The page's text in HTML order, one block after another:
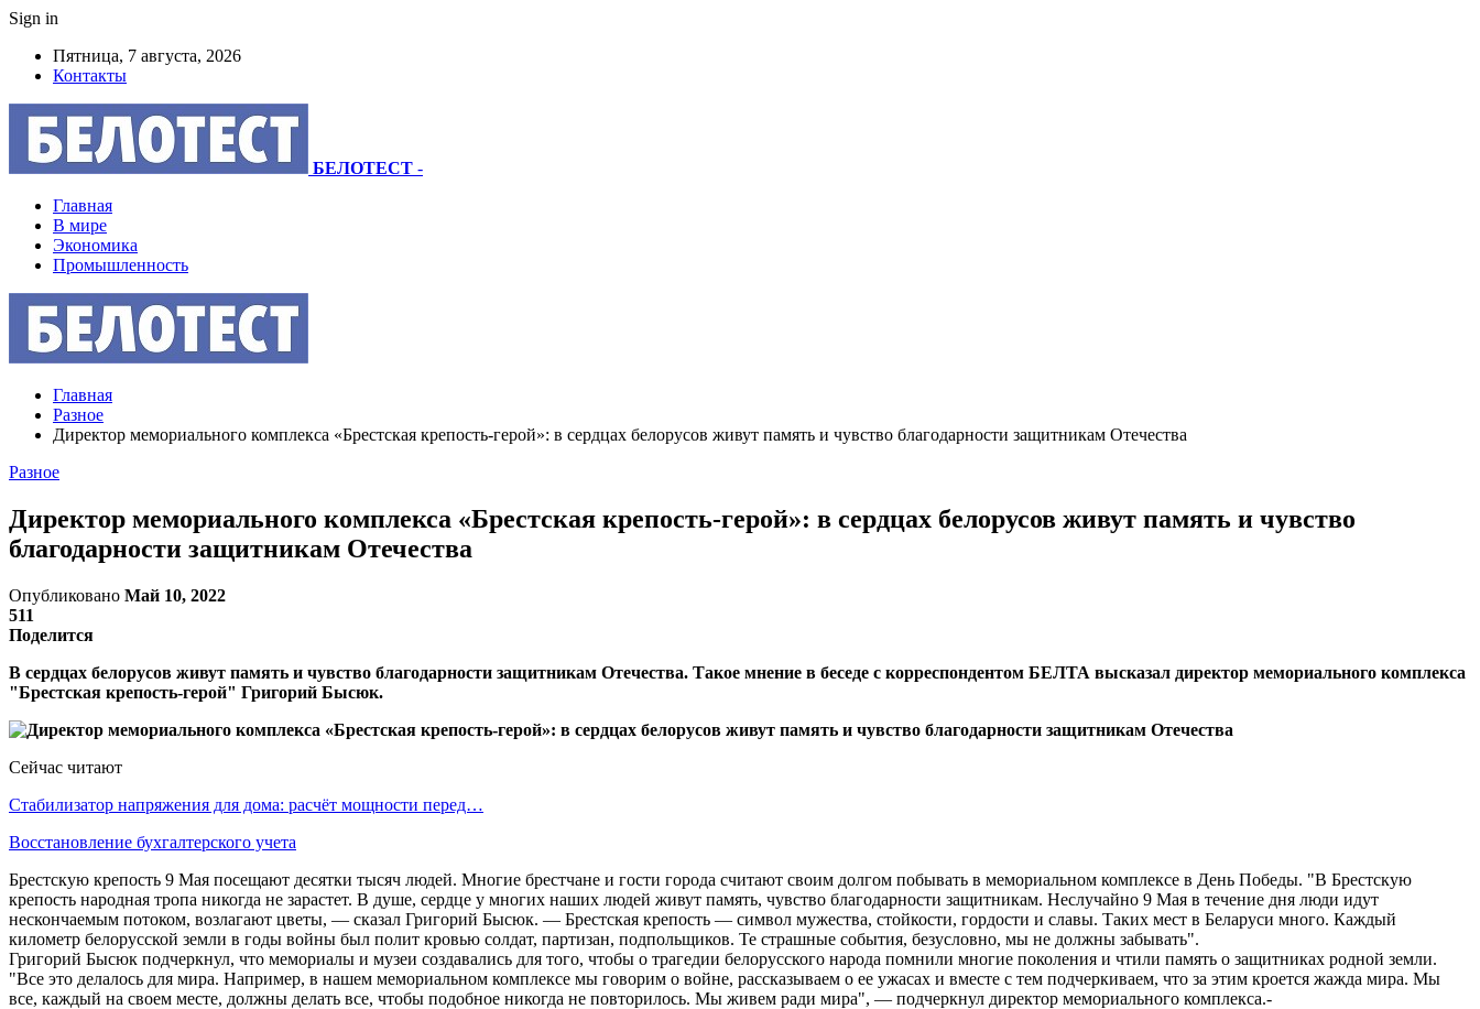
Sign in
Пятница, 7 августа, 2026
Контакты
БЕЛОТЕСТ -
Главная
В мире
Экономика
Промышленность
Главная
Разное
Директор мемориального комплекса «Брестская крепость-герой»: в сердцах белорусов живут память и чувство благодарности защитникам Отечества
Разное
Директор мемориального комплекса «Брестская крепость-герой»: в сердцах белорусов живут память и чувство
благодарности защитникам Отечества
Опубликовано Май 10, 2022
511
Поделится
В сердцах белорусов живут память и чувство благодарности защитникам Отечества. Такое мнение в беседе с корреспондентом БЕЛТА высказал директор мемориального комплекса
"Брестская крепость-герой" Григорий Бысюк.
Сейчас читают
Стабилизатор напряжения для дома: расчёт мощности перед…
Восстановление бухгалтерского учета
Брестскую крепость 9 Мая посещают десятки тысяч людей. Многие брестчане и гости города считают своим долгом побывать в мемориальном комплексе в День Победы. "В Брестскую
крепость народная тропа никогда не зарастет. В душе, сердце у многих наших людей живут память, чувство благодарности защитникам. Неслучайно 9 Мая в течение дня люди идут
нескончаемым потоком, возлагают цветы, — сказал Григорий Бысюк. — Брестская крепость — символ мужества, стойкости, гордости и славы. Таких мест в Беларуси много. Каждый
километр белорусской земли в годы войны был полит кровью солдат, партизан, подпольщиков. Те страшные события, безусловно, мы не должны забывать".
Григорий Бысюк подчеркнул, что мемориалы и музеи создавались для того, чтобы о трагедии белорусского народа помнили многие поколения и чтили память о защитниках родной земли.
"Все это делалось для мира. Например, в нашем мемориальном комплексе мы говорим о войне, рассказываем о ее ужасах и вместе с тем подчеркиваем, что за этим кроется жажда мира. Мы
все, каждый на своем месте, должны делать все, чтобы подобное никогда не повторилось. Мы живем ради мира", — подчеркнул директор мемориального комплекса.-